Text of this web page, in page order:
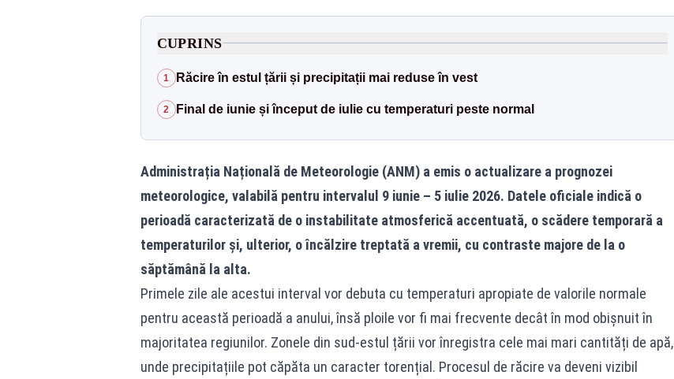
CUPRINS
1 Răcire în estul țării și precipitații mai reduse în vest
2 Final de iunie și început de iulie cu temperaturi peste normal
Administrația Națională de Meteorologie (ANM) a emis o actualizare a prognozei
meteorologice, valabilă pentru intervalul 9 iunie – 5 iulie 2026. Datele oficiale indică o
perioadă caracterizată de o instabilitate atmosferică accentuată, o scădere temporară a
temperaturilor și, ulterior, o încălzire treptată a vremii, cu contraste majore de la o
săptămână la alta.
Primele zile ale acestui interval vor debuta cu temperaturi apropiate de valorile normale
pentru această perioadă a anului, însă ploile vor fi mai frecvente decât în mod obișnuit în
majoritatea regiunilor. Zonele din sud-estul țării vor înregistra cele mai mari cantități de apă,
unde precipitațiile pot căpăta un caracter torențial. Procesul de răcire va deveni vizibil